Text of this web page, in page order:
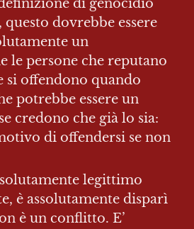
di genocidio
dovrebbe essere
un
le persone che reputano
si offendono quando
potrebbe essere un
credono che già lo sia:
di offendersi se non
legittimo
è assolutamente disparì
è un conflitto. E’